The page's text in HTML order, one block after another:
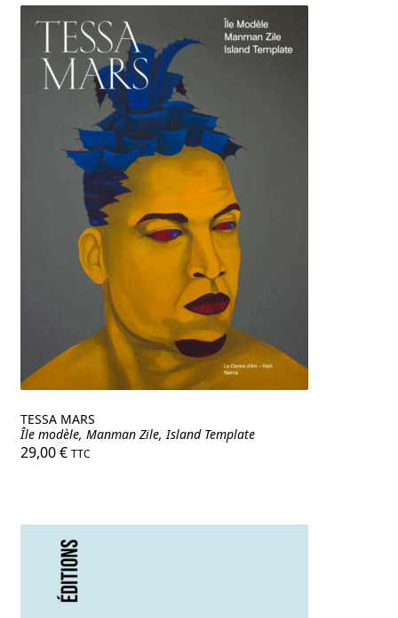
TESSA MARS
Île modèle, Manman Zile, Island Template
29,00€ TTC